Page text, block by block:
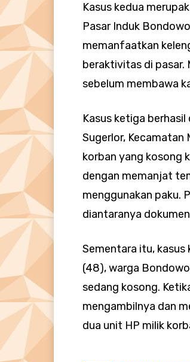
Kasus kedua
Pasar Induk
memanfaatkan
beraktivitas di pasar.
sebelum membawa
Kasus ketiga
Sugerlor, Kecamatan
korban yang kosong
dengan memanjat
menggunakan paku.
diantaranya
Sementara itu,
(48), warga
sedang kosong.
mengambilnya dan
dua unit HP milik